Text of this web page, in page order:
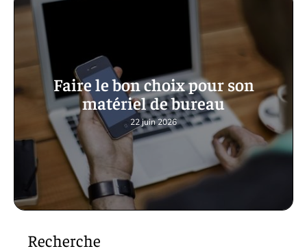
Faire le bon choix pour son
matériel de bureau
22 juin 2026
Recherche